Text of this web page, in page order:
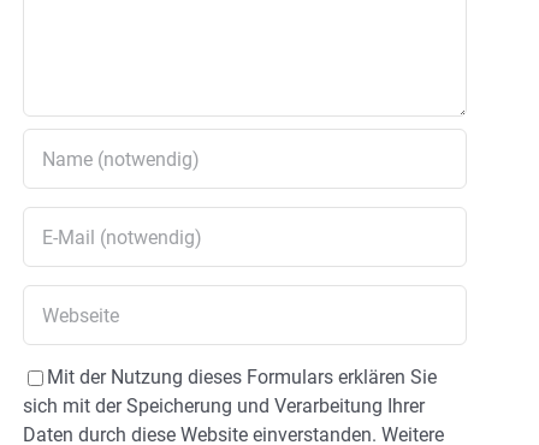
Mit der Nutzung dieses Formulars erklären Sie
sich mit der Speicherung und Verarbeitung Ihrer
Daten durch diese Website einverstanden. Weitere